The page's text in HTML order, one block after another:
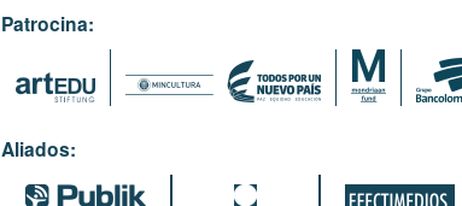
Patrocina:
Aliados: